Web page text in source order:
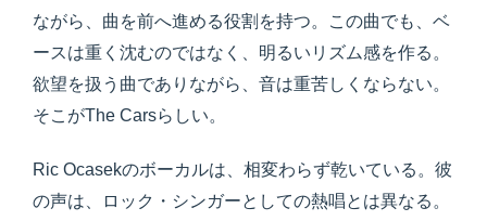
ながら、曲を前へ進める役割を持つ。この曲でも、ベ
ースは重く沈むのではなく、明るいリズム感を作る。
欲望を扱う曲でありながら、音は重苦しくならない。
そこがThe Carsらしい。
Ric Ocasekのボーカルは、相変わらず乾いている。彼
の声は、ロック・シンガーとしての熱唱とは異なる。